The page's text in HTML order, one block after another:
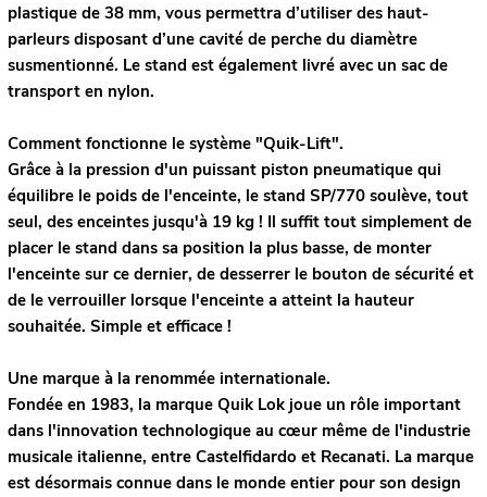
plastique de 38 mm, vous permettra d’utiliser des haut-
parleurs disposant d’une cavité de perche du diamètre
susmentionné. Le stand est également livré avec un sac de
transport en nylon.
Comment fonctionne le système "Quik-Lift".
Grâce à la pression d'un puissant piston pneumatique qui
équilibre le poids de l'enceinte, le stand SP/770 soulève, tout
seul, des enceintes jusqu'à 19 kg ! Il suffit tout simplement de
placer le stand dans sa position la plus basse, de monter
l'enceinte sur ce dernier, de desserrer le bouton de sécurité et
de le verrouiller lorsque l'enceinte a atteint la hauteur
souhaitée. Simple et efficace !
Une marque à la renommée internationale.
Fondée en 1983, la marque Quik Lok joue un rôle important
dans l'innovation technologique au cœur même de l'industrie
musicale italienne, entre Castelfidardo et Recanati. La marque
est désormais connue dans le monde entier pour son design